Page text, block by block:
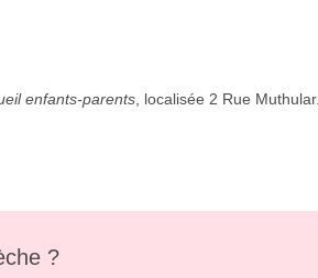
enfants-parents , localisée 2 Rue Muthular.
?